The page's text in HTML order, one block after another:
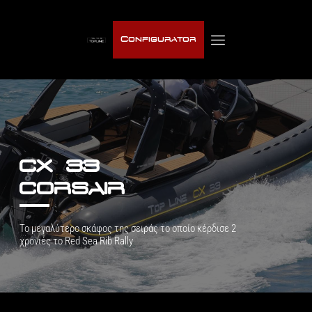
Configurator
CX 33
CORSAIR
Το μεγαλύτερο σκάφος της σειράςτο οποίο κέρδισε 2
χρονιές το Red Sea Rib Rally